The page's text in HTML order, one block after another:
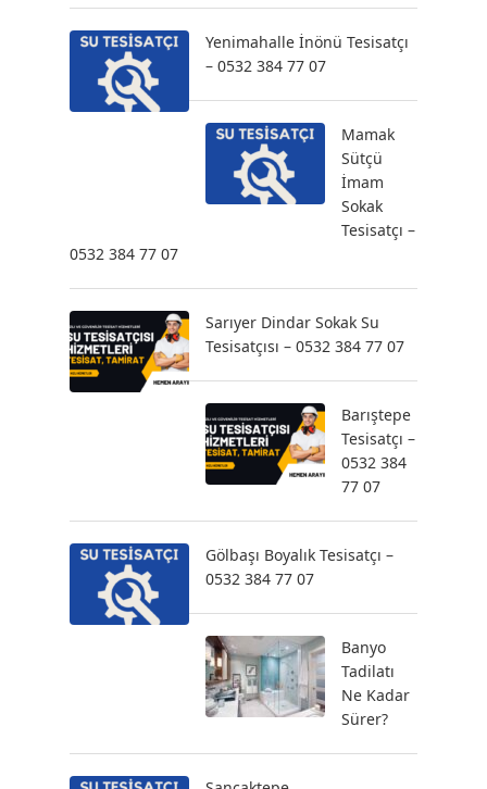
Yenimahalle İnönü Tesisatçı
– 0532 384 77 07
Mamak
Sütçü
İmam
Sokak
Tesisatçı –
0532 384 77 07
Sarıyer Dindar Sokak Su
Tesisatçısı – 0532 384 77 07
Barıştepe
Tesisatçı –
0532 384
77 07
Gölbaşı Boyalık Tesisatçı –
0532 384 77 07
Banyo
Tadilatı
Ne Kadar
Sürer?